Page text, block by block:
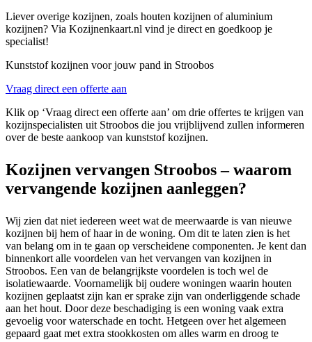
Liever overige kozijnen, zoals houten kozijnen of aluminium
kozijnen? Via Kozijnenkaart.nl vind je direct en goedkoop je
specialist!
Kunststof kozijnen voor jouw pand in Stroobos
Vraag direct een offerte aan
Klik op ‘Vraag direct een offerte aan’ om drie offertes te krijgen van
kozijnspecialisten uit Stroobos die jou vrijblijvend zullen informeren
over de beste aankoop van kunststof kozijnen.
Kozijnen vervangen Stroobos – waarom
vervangende kozijnen aanleggen?
Wij zien dat niet iedereen weet wat de meerwaarde is van nieuwe
kozijnen bij hem of haar in de woning. Om dit te laten zien is het
van belang om in te gaan op verscheidene componenten. Je kent dan
binnenkort alle voordelen van het vervangen van kozijnen in
Stroobos. Een van de belangrijkste voordelen is toch wel de
isolatiewaarde. Voornamelijk bij oudere woningen waarin houten
kozijnen geplaatst zijn kan er sprake zijn van onderliggende schade
aan het hout. Door deze beschadiging is een woning vaak extra
gevoelig voor waterschade en tocht. Hetgeen over het algemeen
gepaard gaat met extra stookkosten om alles warm en droog te